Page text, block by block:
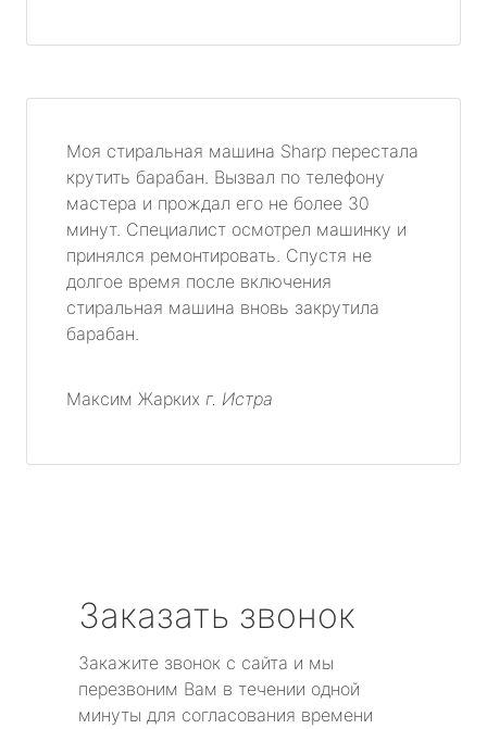
Моя стиральная машина Sharp перестала
крутить барабан. Вызвал по телефону
мастера и прождал его не более 30
минут. Специалист осмотрел машинку и
принялся ремонтировать. Спустя не
долгое время после включения
стиральная машина вновь закрутила
барабан.
Максим Жарких г. Истра
Заказать звонок
Закажите звонок с сайта и мы
перезвоним Вам в течении одной
минуты для согласования времени